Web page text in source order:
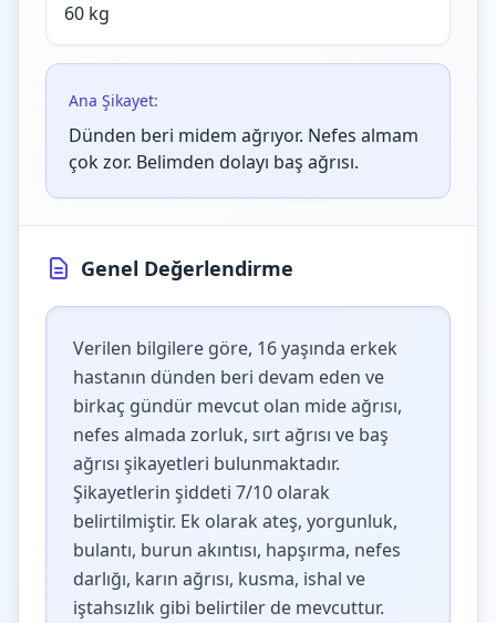
60 kg
Ana Şikayet:
Dünden beri midem ağrıyor. Nefes almam
çok zor. Belimden dolayı baş ağrısı.
Genel Değerlendirme
Verilen bilgilere göre, 16 yaşında erkek
hastanın dünden beri devam eden ve
birkaç gündür mevcut olan mide ağrısı,
nefes almada zorluk, sırt ağrısı ve baş
ağrısı şikayetleri bulunmaktadır.
Şikayetlerin şiddeti 7/10 olarak
belirtilmiştir. Ek olarak ateş, yorgunluk,
bulantı, burun akıntısı, hapşırma, nefes
darlığı, karın ağrısı, kusma, ishal ve
iştahsızlık gibi belirtiler de mevcuttur.